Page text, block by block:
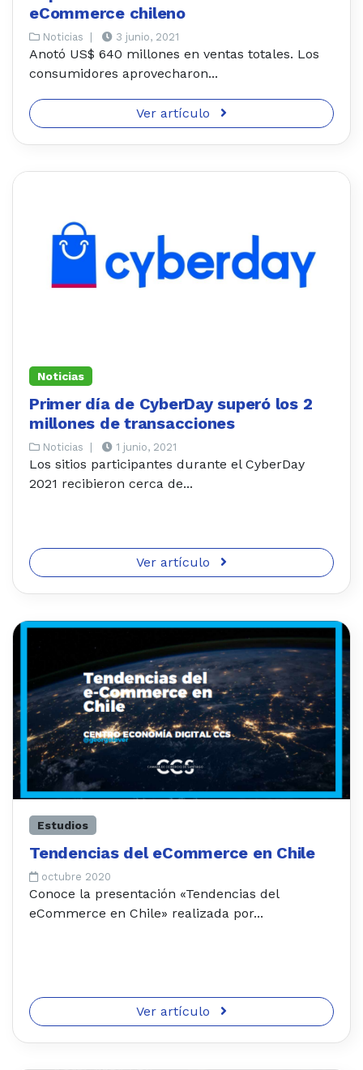
eCommerce chileno
Noticias 3 junio, 2021
Anotó US$ 640 millones en ventas totales. Los
consumidores aprovecharon...
Ver artículo
Noticias
Primer día de CyberDay superó los 2
millones de transacciones
Noticias 1 junio, 2021
Los sitios participantes durante el CyberDay
2021 recibieron cerca de...
Ver artículo
Estudios
Tendencias del eCommerce en Chile
octubre 2020
Conoce la presentación «Tendencias del
eCommerce en Chile» realizada por...
Ver artículo